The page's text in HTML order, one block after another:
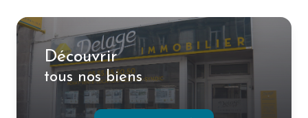
Découvrir
tous nos biens
Venez découvrir nos annonces de ventes et de
locations à Limoges et ses alentours ; appartements
types studio, T1, T2, T3, T4, T5, meublés, résidences de
standing, pavillons, maisons de ville, maisons
bourgeoises, immeubles de rapport, terrains, locaux
commerciaux, bureaux, garages, parkings…